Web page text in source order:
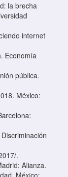
la brecha
internet
Economía
pública.
México:
.
Alianza.